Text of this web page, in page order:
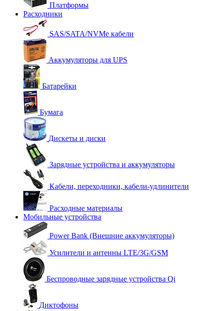
Платформы
Расходники
SAS/SATA/NVMe кабели
Аккумуляторы для UPS
Батарейки
Бумага
Дискеты и диски
Зарядные устройства и аккумуляторы
Кабели, переходники, кабели-удлинители
Расходные материалы
Мобильные устройства
Power Bank (Внешние аккумуляторы)
Усилители и антенны LTE/3G/GSM
Беспроводные зарядные устройства Qi
Диктофоны